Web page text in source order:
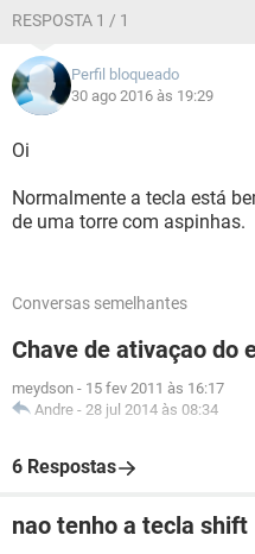
RESPOSTA 1 / 1
Perfil bloqueado
30 ago 2016 às 19:29
Oi
Normalmente a tecla está
de uma torre com aspinhas.
Conversas semelhantes
Chave de ativaçao do
meydson - 15 fev 2011 às 16:17
Andre - 28 jul 2014 às 08:34
6 Respostas
nao tenho a tecla shift